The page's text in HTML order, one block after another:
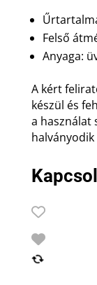
Felső
Anyaga:
A kért
készül és
a használat
halványodik